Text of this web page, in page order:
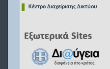
Κέντρο Διαχείρισης Δικτύου